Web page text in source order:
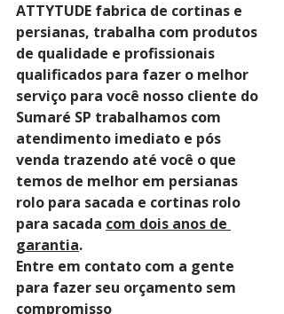
ATTYTUDE fabrica de cortinas e
persianas, trabalha com produtos
de qualidade e profissionais
qualificados para fazer o melhor
serviço para você nosso cliente do
Sumaré SP trabalhamos com
atendimento imediato e pós
venda trazendo até você o que
temos de melhor em persianas
rolo para sacada e cortinas rolo
para sacada com dois anos de
garantia.
Entre em contato com a gente
para fazer seu orçamento sem
compromisso